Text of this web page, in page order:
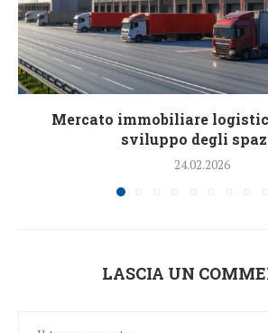
Mercato immobiliare
sviluppo degli
24.02.2026
LASCIA UN